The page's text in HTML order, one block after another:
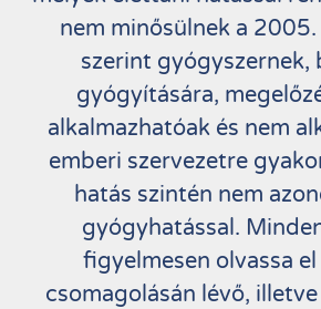
nem minősülnek a 2005.
szerint gyógyszernek,
gyógyítására,
alkalmazhatóak és nem
emberi szervezetre
hatás szintén nem
gyógyhatással.
figyelmesen olvassa
csomagolásán lévő,